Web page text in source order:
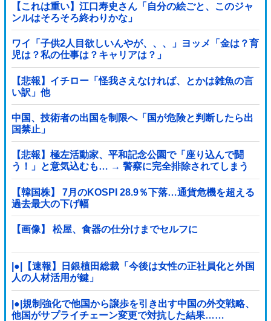
【これは重い】江口寿史さん「自分の絵ごと、このジャ
ンルはそろそろ終わりかな」
ワイ「子供2人目欲しいんやが、、、」ヨッメ「金は？育
児は？私の仕事は？キャリアは？」
【悲報】イチロー「怪我さえなければ、とかは雑魚の言
い訳」他
中国、技術者の出国を制限へ「国が危険と判断したら出
国禁止」
【悲報】極左活動家、平和記念公園で「座り込んで闘
う！」と意気込むも… → 警察に完全排除されてしまう
………
【韓国株】 7月のKOSPI 28.9％下落…通貨危機を超える
過去最大の下げ幅
【画像】 松屋、食器の仕分けまでセルフに
|●|【速報】日銀植田総裁「今後は女性の正社員化と外国
人の人材活用が鍵」
|●|規制強化で他国から譲歩を引き出す中国の外交戦略、
他国がサプライチェーン変更で対抗した結果……